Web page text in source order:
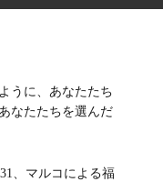
うに、あなたたち
なたたちを選んだ
、マルコによる福